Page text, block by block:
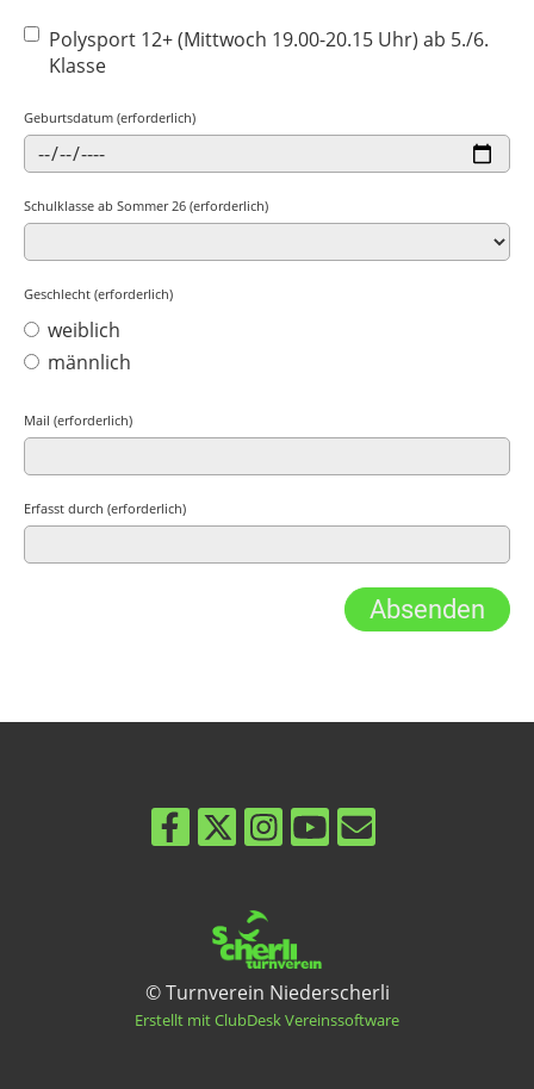
Polysport 12+ (Mittwoch 19.00-20.15 Uhr) ab 5./6.
Klasse
Geburtsdatum (erforderlich)
Schulklasse ab Sommer 26 (erforderlich)
Geschlecht (erforderlich)
weiblich
männlich
Mail (erforderlich)
Erfasst durch (erforderlich)
© Turnverein Niederscherli
Erstellt mit ClubDesk Vereinssoftware